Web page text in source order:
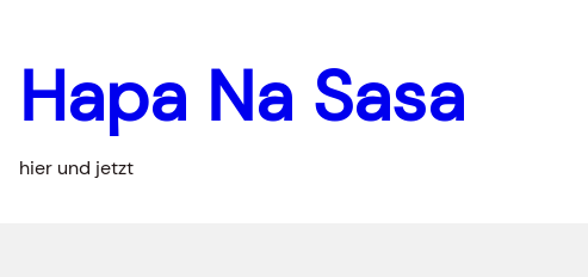
springen
Hapa Na Sasa
hier und jetzt